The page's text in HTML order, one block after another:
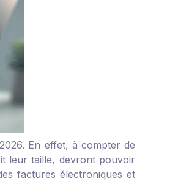
En effet, à compter de
leur taille, devront pouvoir
factures électroniques et